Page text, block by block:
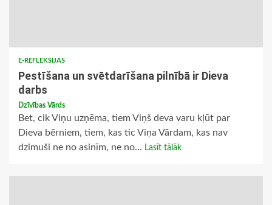
E-REFLEKSIJAS
Pestīšana un svētdarīšana pilnībā ir Dieva
darbs
Dzīvības Vārds
Bet, cik Viņu uzņēma, tiem Viņš deva varu kļūt par
Dieva bērniem, tiem, kas tic Viņa Vārdam, kas nav
dzimuši ne no asinīm, ne no... Lasīt tālāk